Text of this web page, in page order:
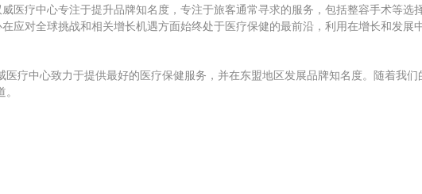
医疗中心专注于提升品牌知名度，专注于旅客通常寻求的服务，包括整容手术等
在应对全球挑战和相关增长机遇方面始终处于医疗保健的最前沿，利用在增长和发
疗中心致力于提供最好的医疗保健服务，并在东盟地区发展品牌知名度。
随着我们